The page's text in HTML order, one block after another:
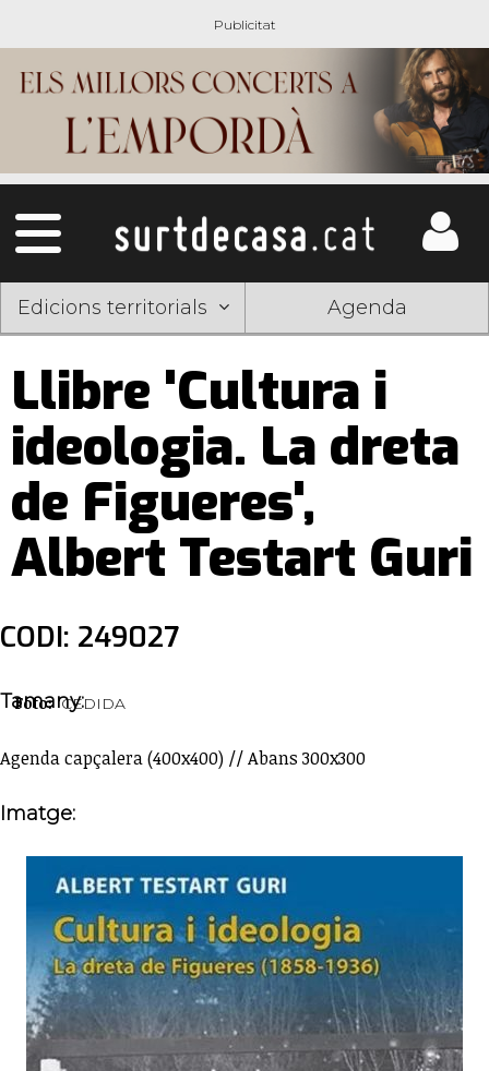
Edicions territorials Agenda
Llibre 'Cultura i
ideologia. La dreta
de Figueres',
Albert Testart Guri
CODI: 249027
Foto: CEDIDA
Tamany:
Agenda capçalera (400x400) // Abans 300x300
Imatge: